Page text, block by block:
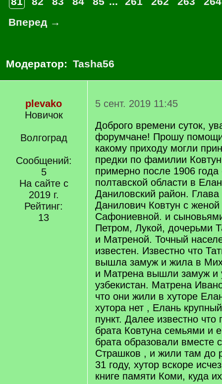
Вперед →
Модератор: Tasha56
plevako
Новичок
Волгоград
Сообщений:
5
На сайте с
2019 г.
Рейтинг:
13
5 сент. 2019 11:45
Доброго времени суток,
форумчане! Прошу
какому приходу могли
предки по фамилии
примерно после 1906 года
полтавской области в
Даниловский район.
Данилович Ковтун с
Сафониевной. и
Петром, Лукой, дочерьми
и Матреной. Точный
известен. Известно что
вышла замуж и жила в
и Матрена вышли замуж и
узбекистан. Матрена
что они жили в хуторе
хутора нет , Елань
пункт. Далее известно
брата Ковтуна семьями и
брата образовали вместе
Страшков , и жили там до
31 году, хутор вскоре
книге памяти Коми, куда